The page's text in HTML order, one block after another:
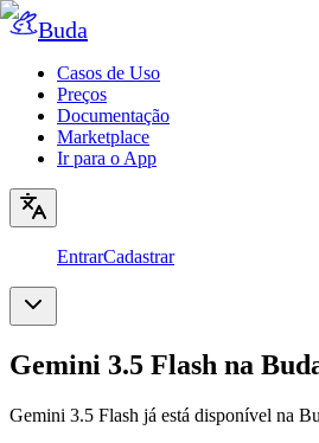
Buda
Casos de Uso
Preços
Documentação
Marketplace
Ir para o App
EntrarCadastrar
Gemini 3.5 Flash na
Gemini 3.5 Flash já está disponível na